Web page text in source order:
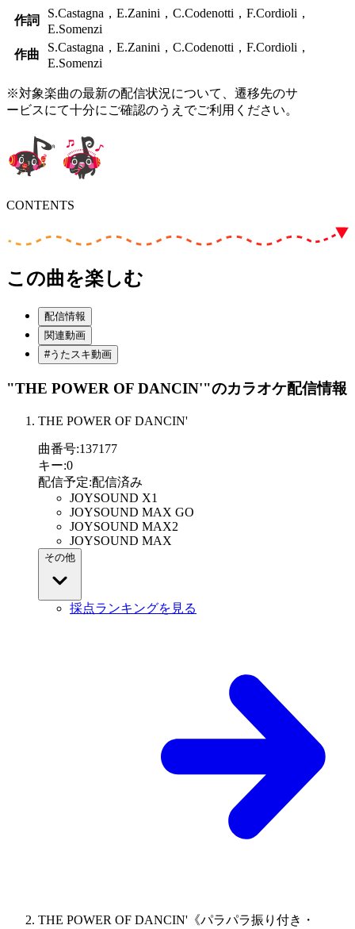
作詞
S.Castagna，E.Zanini，C.Codenotti，F.Cordioli，
E.Somenzi
作曲
S.Castagna，E.Zanini，C.Codenotti，F.Cordioli，
E.Somenzi
※対象楽曲の最新の配信状況について、遷移先のサ
ービスにて十分にご確認のうえでご利用ください。
CONTENTS
この曲を楽しむ
配信情報
関連動画
#うたスキ動画
"THE POWER OF DANCIN'"のカラオケ配信情報
THE POWER OF DANCIN'
曲番号:137177
キー:0
配信予定:配信済み
JOYSOUND X1
JOYSOUND MAX GO
JOYSOUND MAX2
JOYSOUND MAX
その他
採点ランキングを見る
THE POWER OF DANCIN'《パラパラ振り付き・